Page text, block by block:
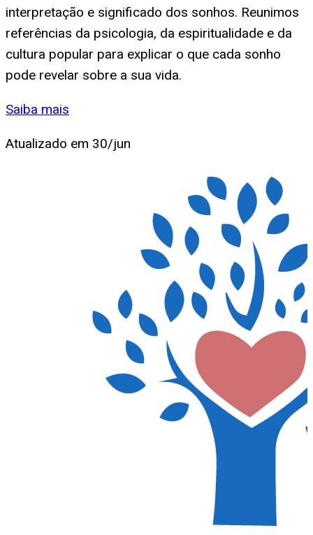
interpretação e significado dos sonhos. Reunimos
referências da psicologia, da espiritualidade e da
cultura popular para explicar o que cada sonho
pode revelar sobre a sua vida.
Saiba mais
Atualizado em 30/jun